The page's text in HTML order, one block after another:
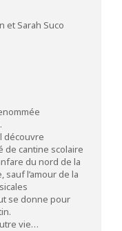
et Sarah Suco
découvre
de cantine scolaire
du nord de la
sauf l’amour de la
se donne pour
vie…